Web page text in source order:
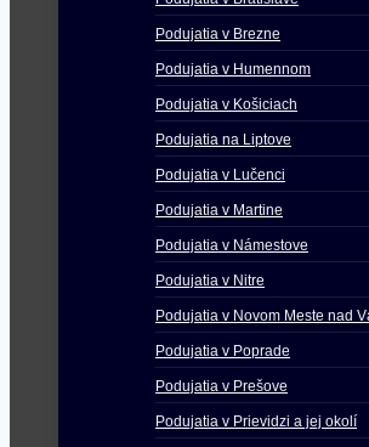
Podujatia v Brezne
Podujatia v Humennom
Podujatia v Košiciach
Podujatia na Liptove
Podujatia v Lučenci
Podujatia v Martine
Podujatia v Námestove
Podujatia v Nitre
Podujatia v Novom Meste nad
Podujatia v Poprade
Podujatia v Prešove
Podujatia v Prievidzi a jej okolí